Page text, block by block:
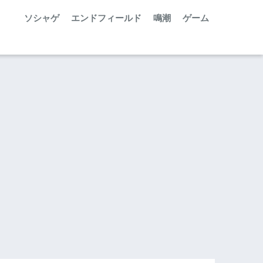
ソシャゲ エンドフィールド 鳴潮 ゲーム